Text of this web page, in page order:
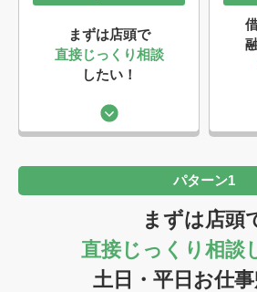
まずは店頭で
直接じっくり相談
したい！
パターン1
まずは店頭
直接じっくり相談
土日・平日お仕